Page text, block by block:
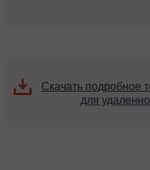
Скачать подробное
для